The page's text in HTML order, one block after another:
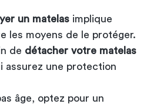
un matelas implique
les moyens de le protéger.
de détacher votre matelas
assurez une protection
âge, optez pour un